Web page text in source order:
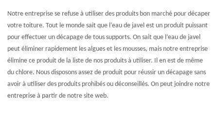
Notre entreprise se refuse à utiliser des produits bon marché pour décaper
votre toiture. Tout le monde sait que l’eau de javel est un produit puissant
pour effectuer un décapage de tous supports. On sait que l’eau de javel
peut éliminer rapidement les algues et les mousses, mais notre entreprise
élimine ce produit de la liste de nos produits à utiliser. Il en est de même
du chlore. Nous disposons assez de produit pour réussir un décapage sans
avoir à utiliser des produits prohibés ou déconseillés. On peut joindre notre
entreprise à partir de notre site web.